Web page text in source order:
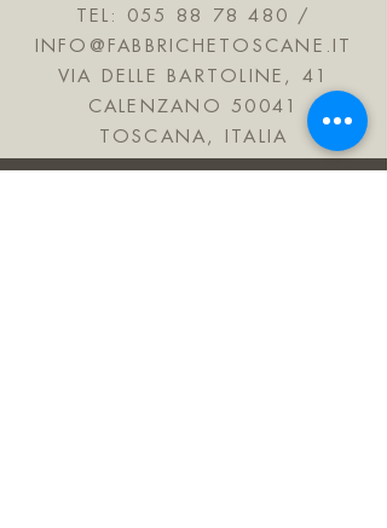
TEL: 055 88 78 480
/
INFO@FABBRICHETOSCANE.IT
VIA DELLE BARTOLINE, 41
CALENZANO 50041
TOSCANA, ITALIA